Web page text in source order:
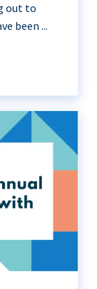
out to
been ...